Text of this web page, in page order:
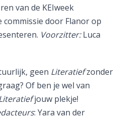
van de KEIweek
door Flanor op
Voorzitter:Luca
geen Literatiefzonder
Of ben je wel van
jouw plekje!
: Yara van der